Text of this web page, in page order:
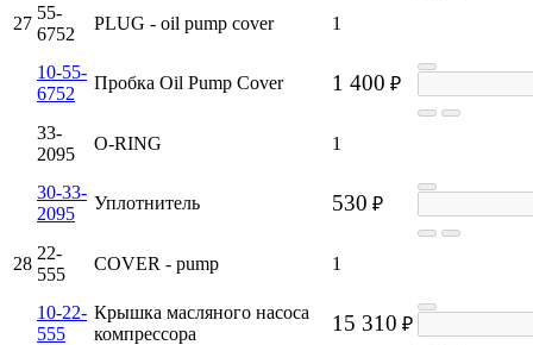
27
55-
6752
PLUG - oil pump cover 1
10-55-
6752
Пробка Oil Pump Cover 1 400 ₽
33-
2095
O-RING 1
30-33-
2095
Уплотнитель 530 ₽
28
22-
555
COVER - pump 1
10-22-
555
Крышка масляного насоса
компрессора
15 310 ₽